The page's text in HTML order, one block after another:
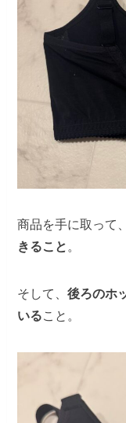
商品を手に取って
きること 。
そして、後ろのホ
いること。